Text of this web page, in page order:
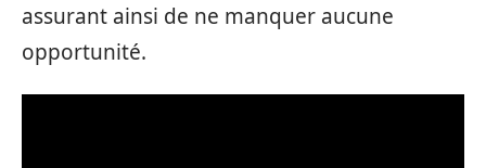
assurant ainsi de ne manquer aucune
opportunité.